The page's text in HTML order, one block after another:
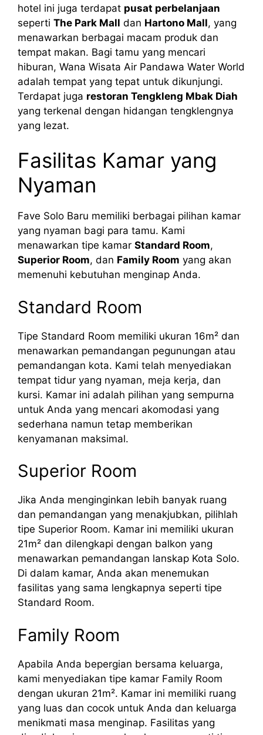
hotel ini juga terdapat pusat perbelanjaan
seperti The Park Mall dan Hartono Mall, yang
menawarkan berbagai macam produk dan
tempat makan. Bagi tamu yang mencari
hiburan, Wana Wisata Air Pandawa Water World
adalah tempat yang tepat untuk dikunjungi.
Terdapat juga restoran Tengkleng Mbak Diah
yang terkenal dengan hidangan tengklengnya
yang lezat.
Fasilitas Kamar yang
Nyaman
Fave Solo Baru memiliki berbagai pilihan kamar
yang nyaman bagi para tamu. Kami
menawarkan tipe kamar Standard Room,
Superior Room, dan Family Room yang akan
memenuhi kebutuhan menginap Anda.
Standard Room
Tipe Standard Room memiliki ukuran 16m² dan
menawarkan pemandangan pegunungan atau
pemandangan kota. Kami telah menyediakan
tempat tidur yang nyaman, meja kerja, dan
kursi. Kamar ini adalah pilihan yang sempurna
untuk Anda yang mencari akomodasi yang
sederhana namun tetap memberikan
kenyamanan maksimal.
Superior Room
Jika Anda menginginkan lebih banyak ruang
dan pemandangan yang menakjubkan, pilihlah
tipe Superior Room. Kamar ini memiliki ukuran
21m² dan dilengkapi dengan balkon yang
menawarkan pemandangan lanskap Kota Solo.
Di dalam kamar, Anda akan menemukan
fasilitas yang sama lengkapnya seperti tipe
Standard Room.
Family Room
Apabila Anda bepergian bersama keluarga,
kami menyediakan tipe kamar Family Room
dengan ukuran 21m². Kamar ini memiliki ruang
yang luas dan cocok untuk Anda dan keluarga
menikmati masa menginap. Fasilitas yang